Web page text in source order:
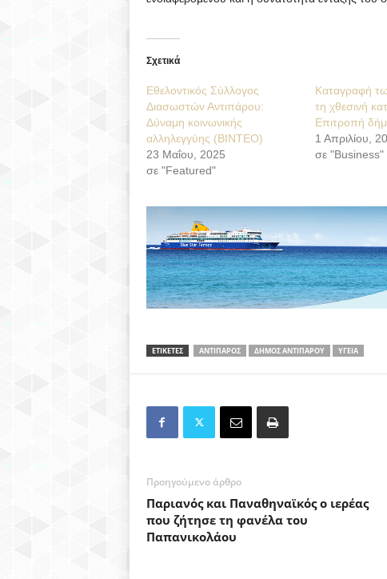
Σχετικά
Εθελοντικός Σύλλογος
Διασωστών Αντιπάρου:
Δύναμη κοινωνικής
αλληλεγγύης (ΒΙΝΤΕΟ)
23 Μαΐου, 2025
σε "Featured"
Καταγραφή
τη χθεσινή
Επιτροπή
1 Απριλίου,
σε "Business"
ΕΤΙΚΕΤΕΣ ΑΝΤΙΠΑΡΟΣ ΔΗΜΟΣ ΑΝΤΙΠΑΡΟΥ ΥΓΕΙΑ
Προηγούμενο άρθρο
Παριανός και Παναθηναϊκός ο ιερέας
που ζήτησε τη φανέλα του
Παπανικολάου